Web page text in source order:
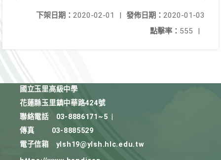
發佈日期： 2020-01-03
下架日期： 2020-02-01
|
點擊率： 555 |
國立玉里高級中學
花蓮縣玉里鎮中華路424號
聯絡電話
03-8886171~5
傳真
03-8885529
電子信箱
ylsh19@ylsh.hlc.edu.tw